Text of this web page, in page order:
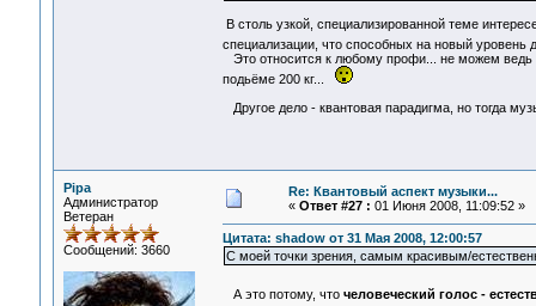
В столь узкой, специализированной теме
специализации, что способных на новый
Это относится к любому профи... не можем ведь
подьёме 200 кг...
Другое дело - квантовая парадигма, но тогда
Pipa
Администратор
Ветеран
Сообщений: 3660
Re: Квантовый аспект музыки...
« Ответ #27 : 01 Июня 2008, 11:09:52 »
Цитата: shadow от 31 Мая 2008, 12:00:57
С моей точки зрения, самым красивым/
А это потому, что человеческий голос -